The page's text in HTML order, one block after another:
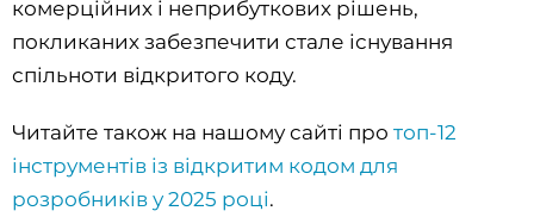
комерційних і неприбуткових рішень,
покликаних забезпечити стале існування
спільноти відкритого коду.
Читайте також на нашому сайті про топ-12
інструментів із відкритим кодом для
розробників у 2025 році.